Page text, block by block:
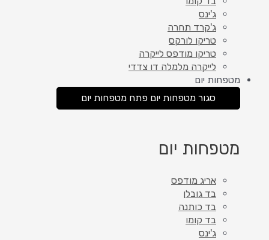
ג'ינס
ג'קרד תחרה
טריקו לורקס
טריקו מודפס לייקרה
לייקרה מלמלה דו צדדי
מטפחות יום
סגור מטפחות יום פתח מטפחות יום
מטפחות יום
אריג מודפס
בד גובלן
בד כותנה
בד קומו
ג'ינס